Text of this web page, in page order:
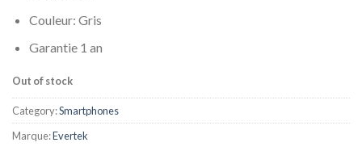
Couleur: Gris
Garantie 1 an
Out of stock
Category:Smartphones
Marque:Evertek